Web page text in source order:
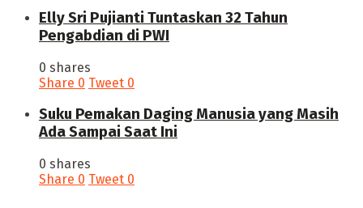
Elly Sri Pujianti Tuntaskan 32 Tahun
Pengabdian di PWI
0 shares
Share 0 Tweet 0
‎Suku Pemakan Daging Manusia yang Masih
Ada Sampai Saat Ini
0 shares
Share 0 Tweet 0